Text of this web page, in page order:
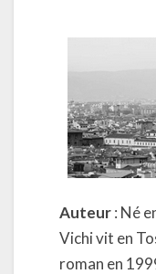
Auteur: Né
Vichi vit en
roman en